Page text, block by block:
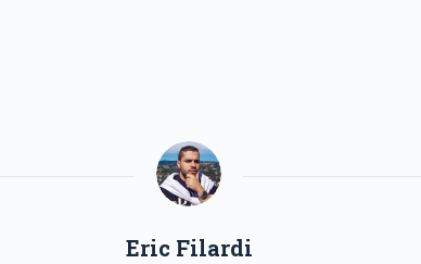
Eric Filardi